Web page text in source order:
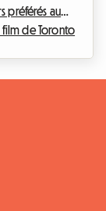
préférés au
film de Toronto
quel point il